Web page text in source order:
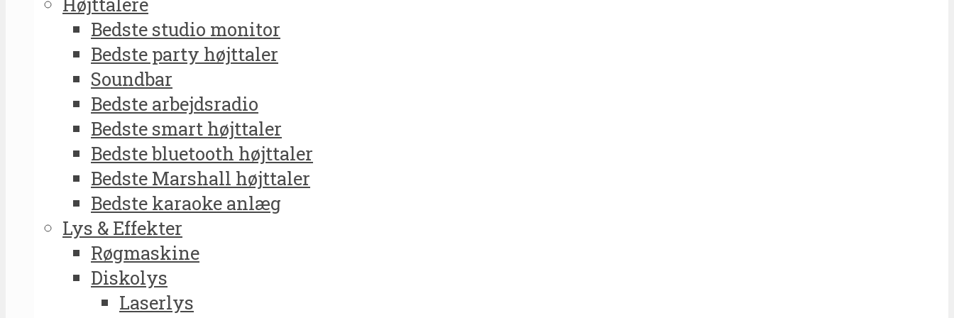
Bedste studio monitor
Bedste party højttaler
Soundbar
Bedste arbejdsradio
Bedste smart højttaler
Bedste bluetooth højttaler
Bedste Marshall højttaler
Bedste karaoke anlæg
Lys & Effekter
Røgmaskine
Diskolys
Laserlys